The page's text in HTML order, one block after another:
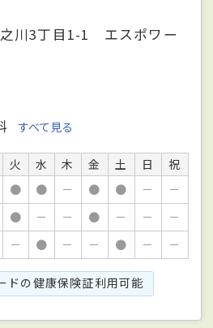
川3丁目1-1 エスポワー
すべて見る
火 水 木 金 土 日
祝
● ● － ● ● －
－
● － － ● － －
－
－ ● － － ● － －
ドの健康保険証利用可能